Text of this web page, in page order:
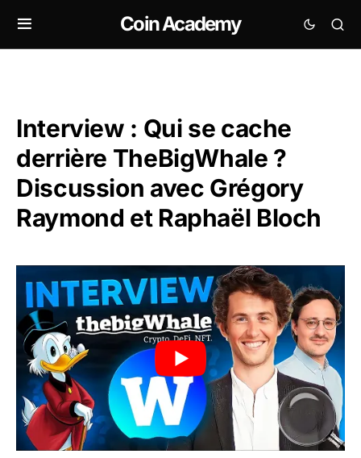
Coin Academy
Interview : Qui se cache
derrière TheBigWhale ?
Discussion avec Grégory
Raymond et Raphaël Bloch